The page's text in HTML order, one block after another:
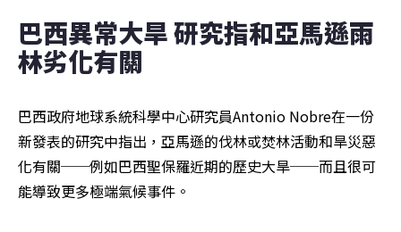
巴西異常大旱 研究指和亞馬遜雨
林劣化有關
巴西政府地球系統科學中心研究員Antonio Nobre在一份
新發表的研究中指出，亞馬遜的伐林或焚林活動和旱災惡
化有關──例如巴西聖保羅近期的歷史大旱──而且很可
能導致更多極端氣候事件。